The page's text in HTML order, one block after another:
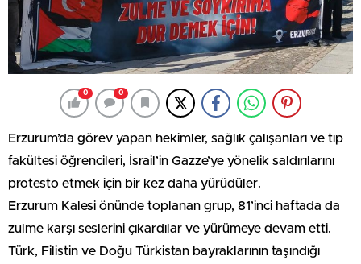
0 0
Erzurum’da görev yapan hekimler, sağlık çalışanları ve tıp
fakültesi öğrencileri, İsrail’in Gazze’ye yönelik saldırılarını
protesto etmek için bir kez daha yürüdüler.
Erzurum Kalesi önünde toplanan grup, 81’inci haftada da
zulme karşı seslerini çıkardılar ve yürümeye devam etti.
Türk, Filistin ve Doğu Türkistan bayraklarının taşındığı